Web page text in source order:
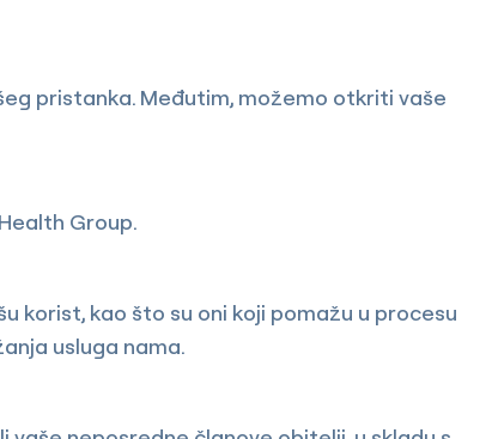
pristanka. Međutim, možemo otkriti vaše
Group.
korist, kao što su oni koji pomažu u procesu
usluga nama.